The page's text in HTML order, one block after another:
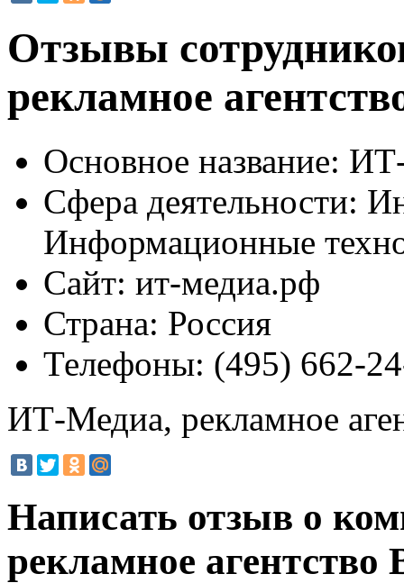
Отзывы
рекламное
Основное название:
Сфера деятельности:
Информационные
Сайт: ит-медиа.рф
Страна: Россия
Телефоны: (495) 662-
ИТ-Медиа, рекламное
Написать отзыв о
рекламное агентство